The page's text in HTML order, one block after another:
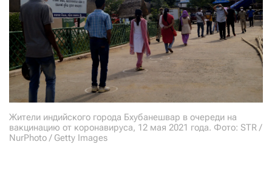
Жители индийского города Бхубанешвар в очереди на
вакцинацию от коронавируса, 12 мая 2021 года. Фото: STR /
NurPhoto / Getty Images